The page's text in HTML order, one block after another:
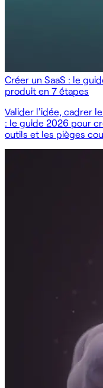
Créer un SaaS : le
produit en 7 étapes
Valider l'idée, cadrer
: le guide 2026 pour
outils et les pièges